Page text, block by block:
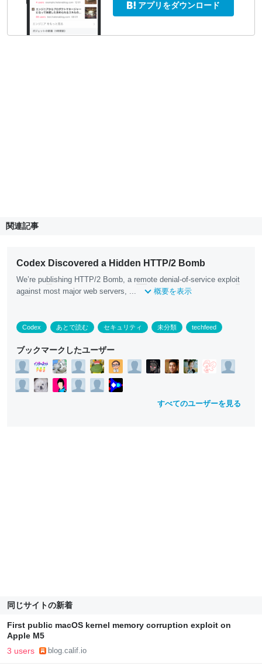
アプリをダウンロード
関連記事
Codex Discovered a Hidden HTTP/2 Bomb
We’re publ ishing HTTP/2 Bomb, a remote denial-of-service exploit
against most major web servers, ... 概要を表示
Codex あとで読む セキュリティ 未分類 techfeed
ブックマークしたユーザー
すべてのユーザーを見る
同じサイトの新着
First public macOS kernel memory corruption exploit on
Apple M5
3 users blog.calif.io